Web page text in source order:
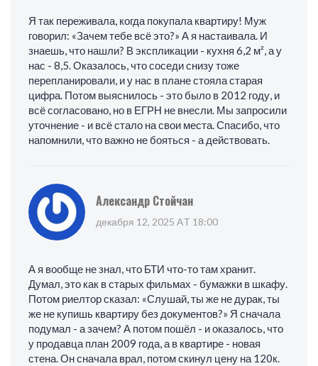
Я так переживала, когда покупала квартиру! Муж
говорил: «Зачем тебе всё это?» А я настаивала. И
знаешь, что нашли? В экспликации - кухня 6,2 м², а у
нас - 8,5. Оказалось, что соседи снизу тоже
перепланировали, и у нас в плане стояла старая
цифра. Потом выяснилось - это было в 2012 году, и
всё согласовано, но в ЕГРН не внесли. Мы запросили
уточнение - и всё стало на свои места. Спасибо, что
напомнили, что важно не бояться - а действовать.
Александр Стойчан
декабря 12, 2025 AT 18:00
А я вообще не знал, что БТИ что-то там хранит.
Думал, это как в старых фильмах - бумажки в шкафу.
Потом риелтор сказал: «Слушай, ты же не дурак, ты
же не купишь квартиру без документов?» Я сначала
подумал - а зачем? А потом пошёл - и оказалось, что
у продавца план 2009 года, а в квартире - новая
стена. Он сначала врал, потом скинул цену на 120к.